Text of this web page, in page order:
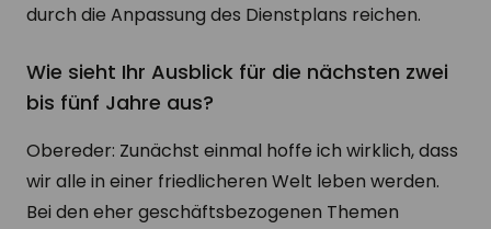
durch die Anpassung des Dienstplans reichen.
Wie sieht Ihr Ausblick für die nächsten zwei
bis fünf Jahre aus?
Obereder: Zunächst einmal hoffe ich wirklich, dass
wir alle in einer friedlicheren Welt leben werden.
Bei den eher geschäftsbezogenen Themen